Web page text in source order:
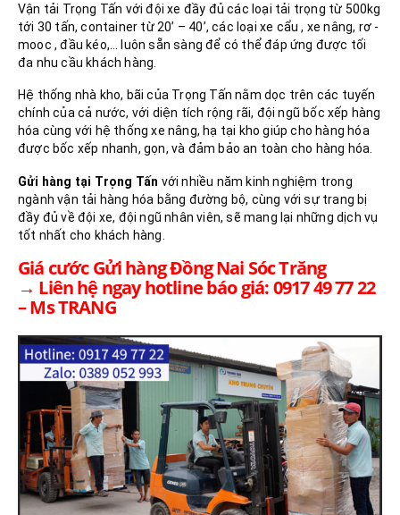
Vận tải Trọng Tấn với đội xe đầy đủ các loại tải trọng từ 500kg
tới 30 tấn, container từ 20’ – 40’, các loại xe cẩu , xe nâng, rơ -
mooc , đầu kéo,… luôn sẵn sàng để có thể đáp ứng được tối
đa nhu cầu khách hàng.
Hệ thống nhà kho, bãi của Trọng Tấn nằm dọc trên các tuyến
chính của cả nước, với diện tích rộng rãi, đội ngũ bốc xếp hàng
hóa cùng với hệ thống xe nâng, hạ tại kho giúp cho hàng hóa
được bốc xếp nhanh, gọn, và đảm bảo an toàn cho hàng hóa.
Gửi hàng tại Trọng Tấn với nhiều năm kinh nghiệm trong
ngành vận tải hàng hóa bằng đường bộ, cùng với sự trang bị
đầy đủ về đội xe, đội ngũ nhân viên, sẽ mang lại những dịch vụ
tốt nhất cho khách hàng.
Giá cước Gửi hàng Đồng Nai Sóc Trăng
→ Liên hệ ngay hotline báo giá: 0917 49 77 22
– Ms TRANG